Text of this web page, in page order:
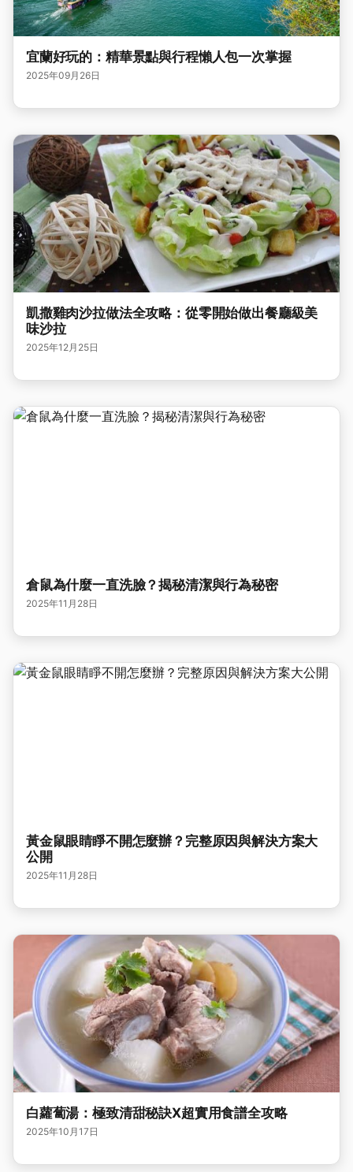
宜蘭好玩的：精華景點與行程懶人包一次掌握
2025年09月26日
凱撒雞肉沙拉做法全攻略：從零開始做出餐廳級美
味沙拉
2025年12月25日
倉鼠為什麼一直洗臉？揭秘清潔與行為秘密
2025年11月28日
黃金鼠眼睛睜不開怎麼辦？完整原因與解決方案大
公開
2025年11月28日
白蘿蔔湯：極致清甜秘訣X超實用食譜全攻略
2025年10月17日